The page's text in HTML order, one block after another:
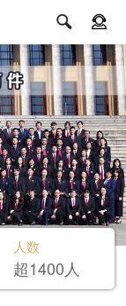
 
人数
超1400人